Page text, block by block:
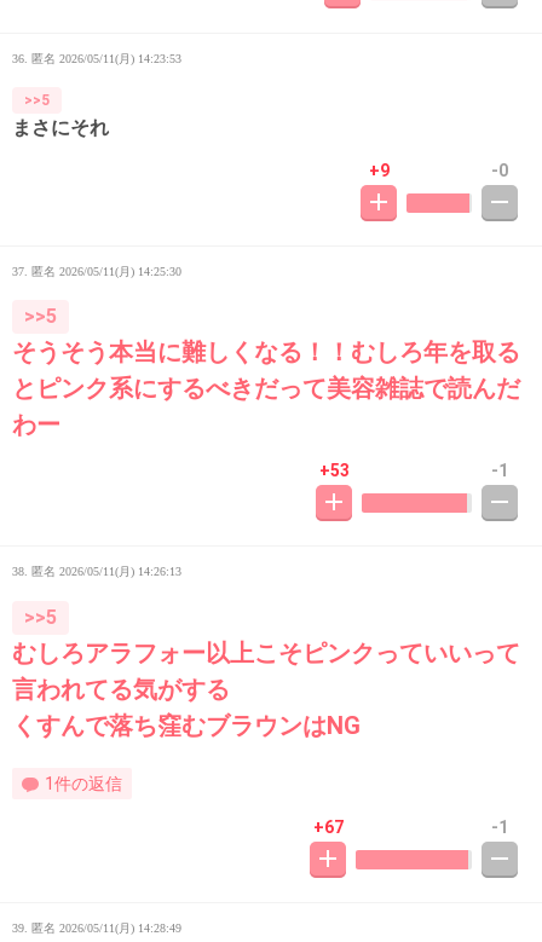
36. 匿名 2026/05/11(月) 14:23:53
>>5
まさにそれ
+9 -0
37. 匿名 2026/05/11(月) 14:25:30
>>5
そうそう本当に難しくなる！！むしろ年を取る
とピンク系にするべきだって美容雑誌で読んだ
わー
+53 -1
38. 匿名 2026/05/11(月) 14:26:13
>>5
むしろアラフォー以上こそピンクっていいって
言われてる気がする
くすんで落ち窪むブラウンはNG
1件の返信
+67 -1
39. 匿名 2026/05/11(月) 14:28:49